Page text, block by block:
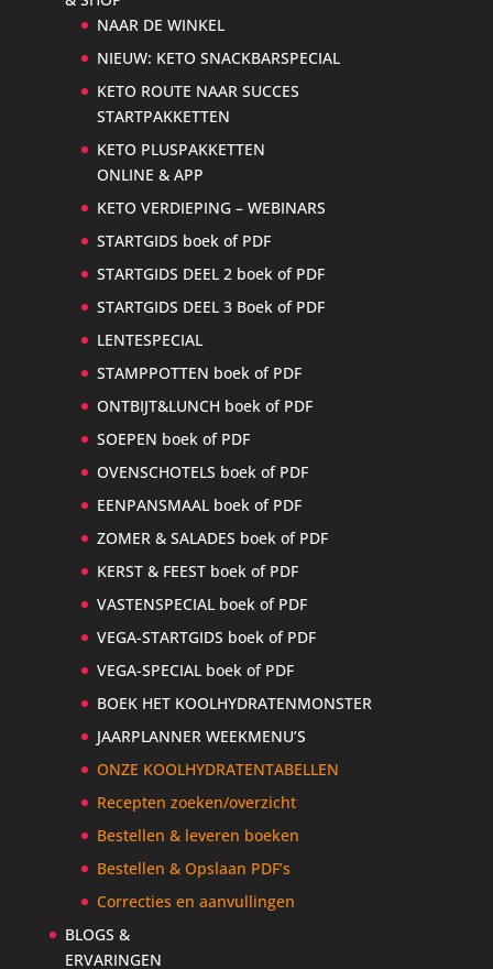
NAAR DE WINKEL
NIEUW: KETO SNACKBARSPECIAL
KETO ROUTE NAAR SUCCES
STARTPAKKETTEN
KETO PLUSPAKKETTEN
ONLINE & APP
KETO VERDIEPING – WEBINARS
STARTGIDS boek of PDF
STARTGIDS DEEL 2 boek of PDF
STARTGIDS DEEL 3 Boek of PDF
LENTESPECIAL
STAMPPOTTEN boek of PDF
ONTBIJT&LUNCH boek of PDF
SOEPEN boek of PDF
OVENSCHOTELS boek of PDF
EENPANSMAAL boek of PDF
ZOMER & SALADES boek of PDF
KERST & FEEST boek of PDF
VASTENSPECIAL boek of PDF
VEGA-STARTGIDS boek of PDF
VEGA-SPECIAL boek of PDF
BOEK HET KOOLHYDRATENMONSTER
JAARPLANNER WEEKMENU’S
ONZE KOOLHYDRATENTABELLEN
Recepten zoeken/overzicht
Bestellen & leveren boeken
Bestellen & Opslaan PDF’s
Correcties en aanvullingen
BLOGS &
ERVARINGEN